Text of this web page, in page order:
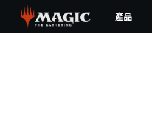
main
產品